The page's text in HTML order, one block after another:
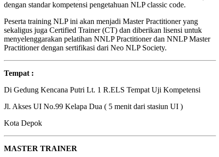
dengan standar kompetensi pengetahuan NLP classic code.
Peserta training NLP ini akan menjadi Master Practitioner yang
sekaligus juga Certified Trainer (CT) dan diberikan lisensi untuk
menyelenggarakan pelatihan NNLP Practitioner dan NNLP Master
Practitioner dengan sertifikasi dari Neo NLP Society.
Tempat :
Di Gedung Kencana Putri Lt. 1 R.ELS Tempat Uji Kompetensi
Jl. Akses UI No.99 Kelapa Dua ( 5 menit dari stasiun UI )
Kota Depok
MASTER TRAINER